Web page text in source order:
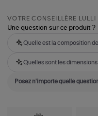
VOTRE CONSEILLÈRE LULLI
Une question sur ce produit ?
Quelle est la composition
Quelles sont les